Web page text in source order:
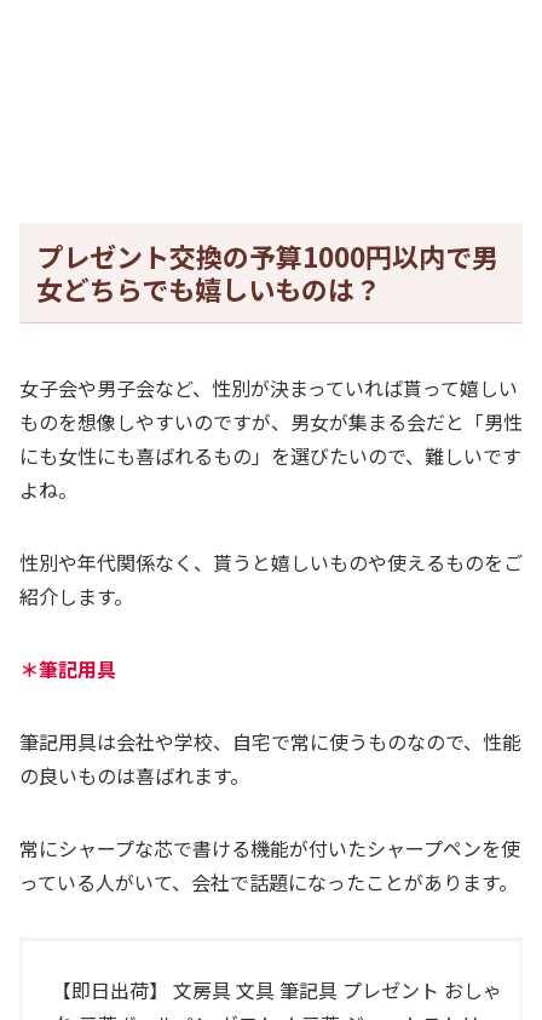
プレゼント交換の予算1000円以内で男
女どちらでも嬉しいものは？
女子会や男子会など、性別が決まっていれば貰って嬉しい
ものを想像しやすいのですが、男女が集まる会だと「男性
にも女性にも喜ばれるもの」を選びたいので、難しいです
よね。
性別や年代関係なく、貰うと嬉しいものや使えるものをご
紹介します。
＊筆記用具
筆記用具は会社や学校、自宅で常に使うものなので、性能
の良いものは喜ばれます。
常にシャープな芯で書ける機能が付いたシャープペンを使
っている人がいて、会社で話題になったことがあります。
【即日出荷】 文房具 文具 筆記具 プレゼント おしゃ